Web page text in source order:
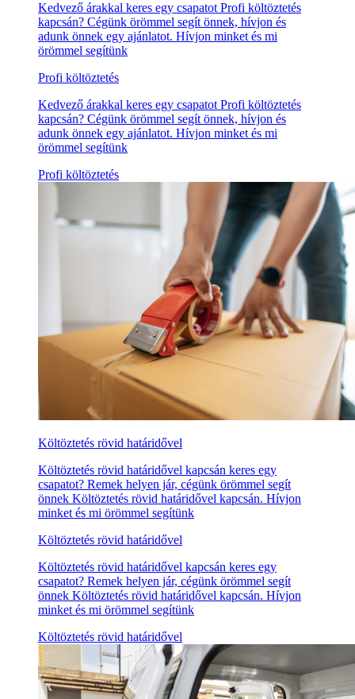
Kedvező árakkal keres egy csapatot Profi költöztetés
kapcsán? Cégünk örömmel segít önnek, hívjon és
adunk önnek egy ajánlatot. Hívjon minket és mi
örömmel segítünk
Profi költöztetés
Kedvező árakkal keres egy csapatot Profi költöztetés
kapcsán? Cégünk örömmel segít önnek, hívjon és
adunk önnek egy ajánlatot. Hívjon minket és mi
örömmel segítünk
Profi költöztetés
Költöztetés rövid határidővel
Költöztetés rövid határidővel kapcsán keres egy
csapatot? Remek helyen jár, cégünk örömmel segít
önnek Költöztetés rövid határidővel kapcsán. Hívjon
minket és mi örömmel segítünk
Költöztetés rövid határidővel
Költöztetés rövid határidővel kapcsán keres egy
csapatot? Remek helyen jár, cégünk örömmel segít
önnek Költöztetés rövid határidővel kapcsán. Hívjon
minket és mi örömmel segítünk
Költöztetés rövid határidővel